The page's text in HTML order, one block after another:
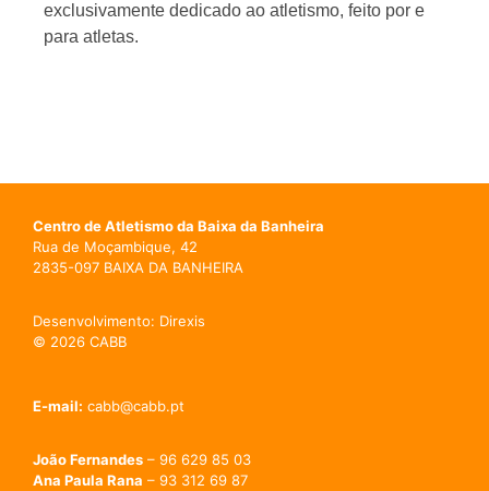
exclusivamente dedicado ao atletismo, feito por e
para atletas.
Centro de Atletismo da Baixa da Banheira
Rua de Moçambique, 42
2835-097 BAIXA DA BANHEIRA
Desenvolvimento: Direxis
© 2026 CABB
E-mail: cabb@cabb.pt
João Fernandes – 96 629 85 03
Ana Paula Rana – 93 312 69 87